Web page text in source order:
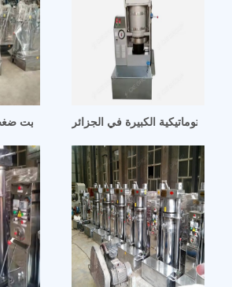
ليبيا جديدة زيتالأوتوماتيكية الكبيرة في الجزائر